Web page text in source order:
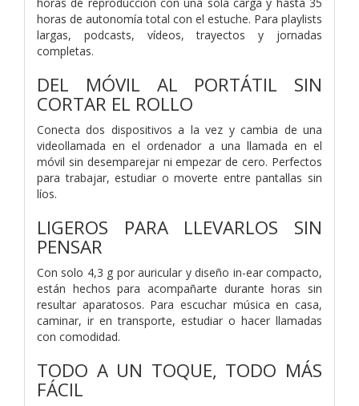
horas de autonomía total con el estuche. Para playlists
largas, podcasts, vídeos, trayectos y jornadas
completas.
DEL MÓVIL AL PORTÁTIL SIN
CORTAR EL ROLLO
Conecta dos dispositivos a la vez y cambia de una
videollamada en el ordenador a una llamada en el
móvil sin desemparejar ni empezar de cero. Perfectos
para trabajar, estudiar o moverte entre pantallas sin
líos.
LIGEROS PARA LLEVARLOS SIN
PENSAR
Con solo 4,3 g por auricular y diseño in-ear compacto,
están hechos para acompañarte durante horas sin
resultar aparatosos. Para escuchar música en casa,
caminar, ir en transporte, estudiar o hacer llamadas
con comodidad.
TODO A UN TOQUE, TODO MÁS
FÁCIL